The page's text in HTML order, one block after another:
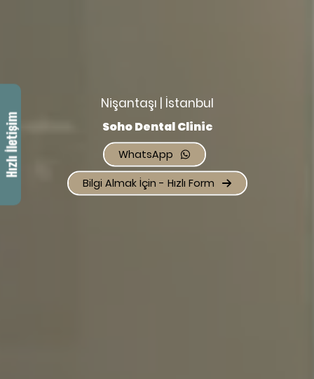
Nişantaşı | İstanbul
Soho Dental Clinic
WhatsApp
Bilgi Almak İçin - Hızlı Form